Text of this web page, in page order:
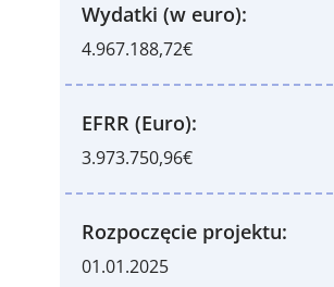
Wydatki (w euro):
4.967.188,72€
EFRR (Euro):
3.973.750,96€
Rozpoczęcie projektu:
01.01.2025